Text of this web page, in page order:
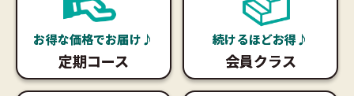
お得な価格でお届け♪
定期コース
続けるほどお得♪
会員クラス